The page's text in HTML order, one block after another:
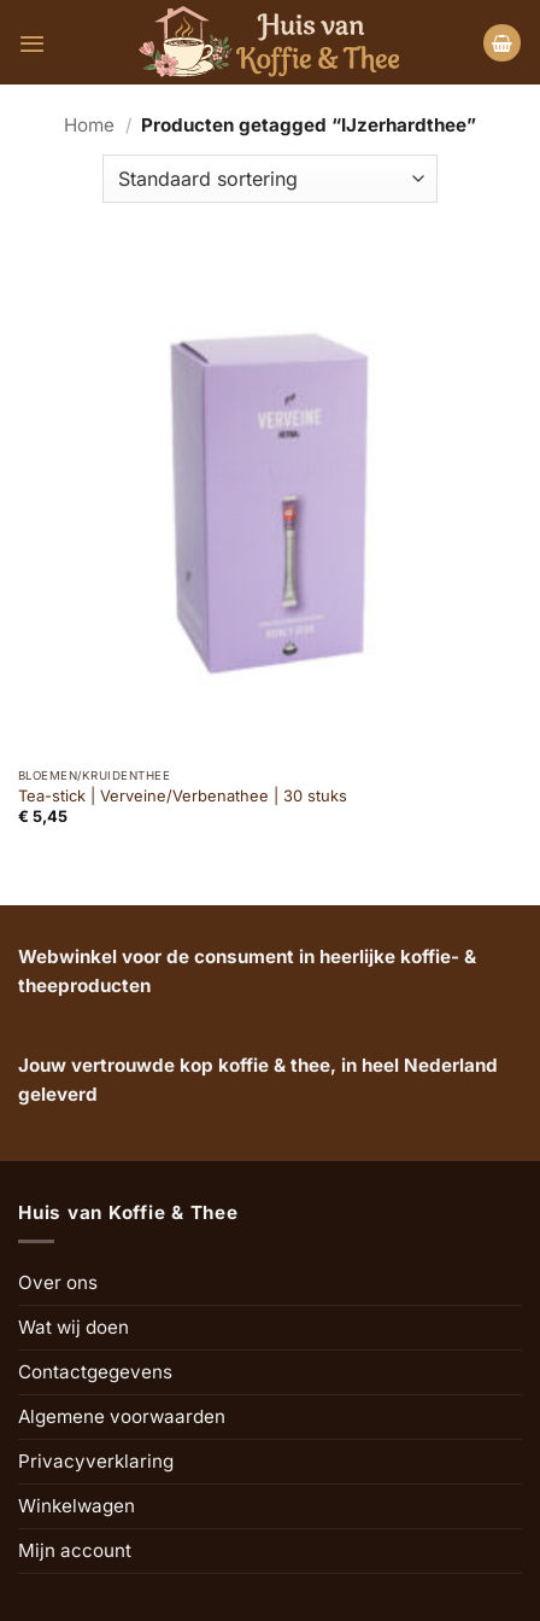
naar
Home / Producten getagged “IJzerhardthee”
BLOEMEN/KRUIDENTHEE
Tea-stick | Verveine/Verbenathee | 30 stuks
€ 5,45
Webwinkel voor de consument in heerlijke koffie- &
theeproducten
Jouw vertrouwde kop koffie & thee, in heel Nederland
geleverd
Huis van Koffie & Thee
Over ons
Wat wij doen
Contactgegevens
Algemene voorwaarden
Privacyverklaring
Winkelwagen
Mijn account